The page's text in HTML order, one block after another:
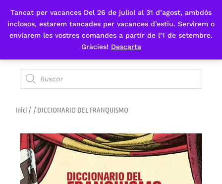
Tancat per vacances Del 26 de juliol al 31 d’agost, ambdós
inclosos, estarem tancades per vacances d’estiu. Servirem o
enviarem les vostres comandes a partir de l’1 de setembre.
Gràcies! Descarta
Fes-te'n sòcia
Inici / / DICCIONARIO DEL FRANQUISMO